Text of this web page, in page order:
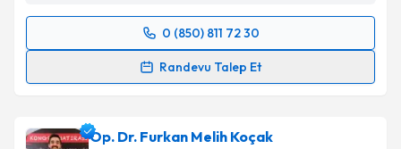
0 (850) 811 72 30
Randevu Talep Et
Randevu Takvimi Talebi
için bir takvim hazırlandığında e-posta ile
Op. Dr. Furkan Melih Koçak